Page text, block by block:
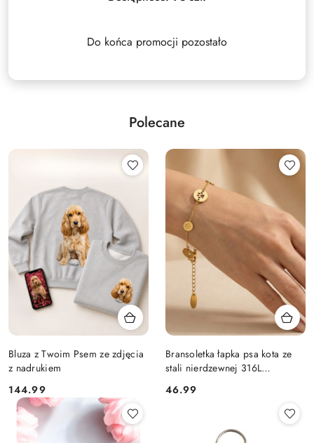
Do końca promocji pozostało
Polecane
Bluza z Twoim Psem ze zdjęcia
z nadrukiem
Cena:
144.99
Bransoletka łapka psa kota ze
stali nierdzewnej 316L
Cena:
46.99